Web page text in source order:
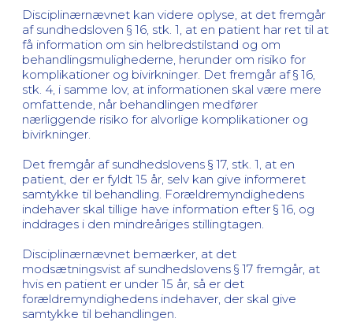
Disciplinærnævnet kan videre oplyse, at det fremgår
af sundhedsloven § 16, stk. 1, at en patient har ret til at
få information om sin helbredstilstand og om
behandlingsmulighederne, herunder om risiko for
komplikationer og bivirkninger. Det fremgår af § 16,
stk. 4, i samme lov, at informationen skal være mere
omfattende, når behandlingen medfører
nærliggende risiko for alvorlige komplikationer og
bivirkninger.
Det fremgår af sundhedslovens § 17, stk. 1, at en
patient, der er fyldt 15 år, selv kan give informeret
samtykke til behandling. Forældremyndighedens
indehaver skal tillige have information efter § 16, og
inddrages i den mindreåriges stillingtagen.
Disciplinærnævnet bemærker, at det
modsætningsvist af sundhedslovens § 17 fremgår, at
hvis en patient er under 15 år, så er det
forældremyndighedens indehaver, der skal give
samtykke til behandlingen.